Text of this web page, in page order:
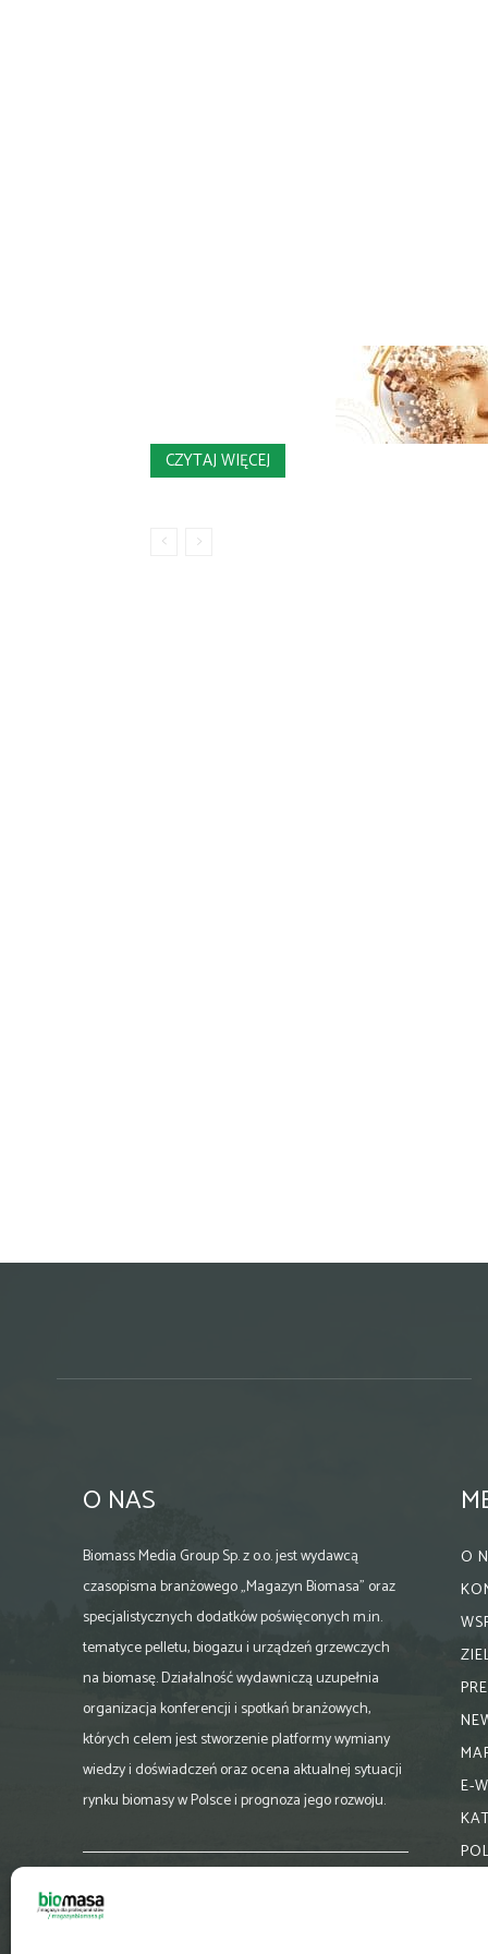
CZYTAJ WIĘCEJ
O NAS
Biomass Media Group Sp. z o.o. jest wydawcą
czasopisma branżowego „Magazyn Biomasa” oraz
specjalistycznych dodatków poświęconych m.in.
tematyce pelletu, biogazu i urządzeń grzewczych
na biomasę. Działalność wydawniczą uzupełnia
organizacja konferencji i spotkań branżowych,
których celem jest stworzenie platformy wymiany
wiedzy i doświadczeń oraz ocena aktualnej sytuacji
rynku biomasy w Polsce i prognoza jego rozwoju.
biuro@magazynbiomasa.pl
O
E-